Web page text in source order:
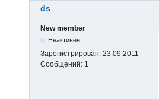
ds
New member
Неактивен
Зарегистрирован: 23.09.2011
Сообщений: 1